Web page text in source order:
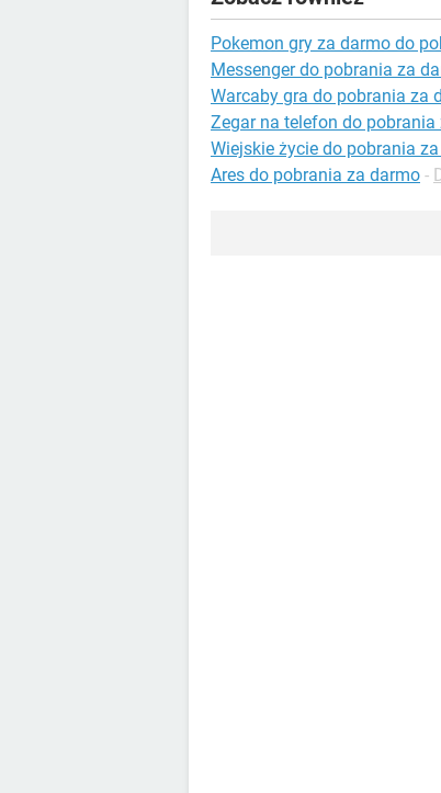
Pokemon gry za darmo do
Messenger do pobrania za
Warcaby gra do pobrania za
Zegar na telefon do
Wiejskie życie do pobrania
Ares do pobrania za darmo -